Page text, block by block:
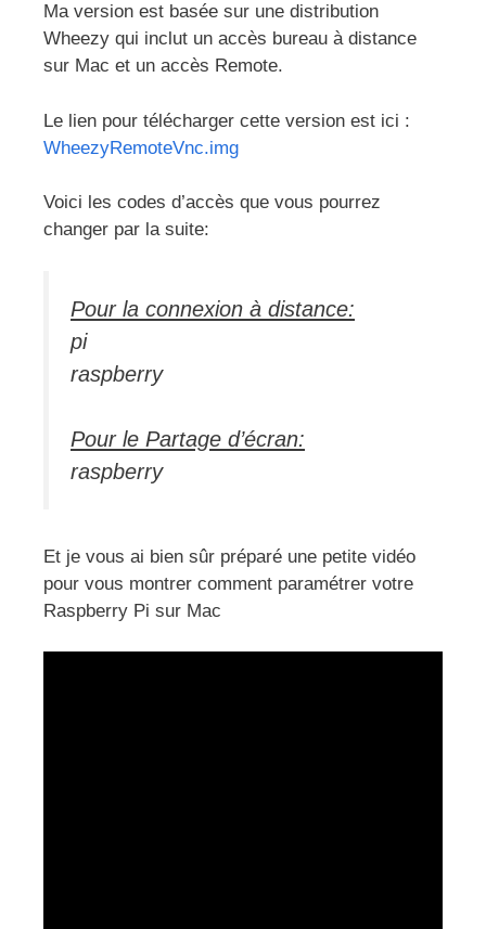
Ma version est basée sur une distribution
Wheezy qui inclut un accès bureau à distance
sur Mac et un accès Remote.
Le lien pour télécharger cette version est ici :
WheezyRemoteVnc.img
Voici les codes d’accès que vous pourrez
changer par la suite:
Pour la connexion à distance:
pi
raspberry
Pour le Partage d’écran:
raspberry
Et je vous ai bien sûr préparé une petite vidéo
pour vous montrer comment paramétrer votre
Raspberry Pi sur Mac